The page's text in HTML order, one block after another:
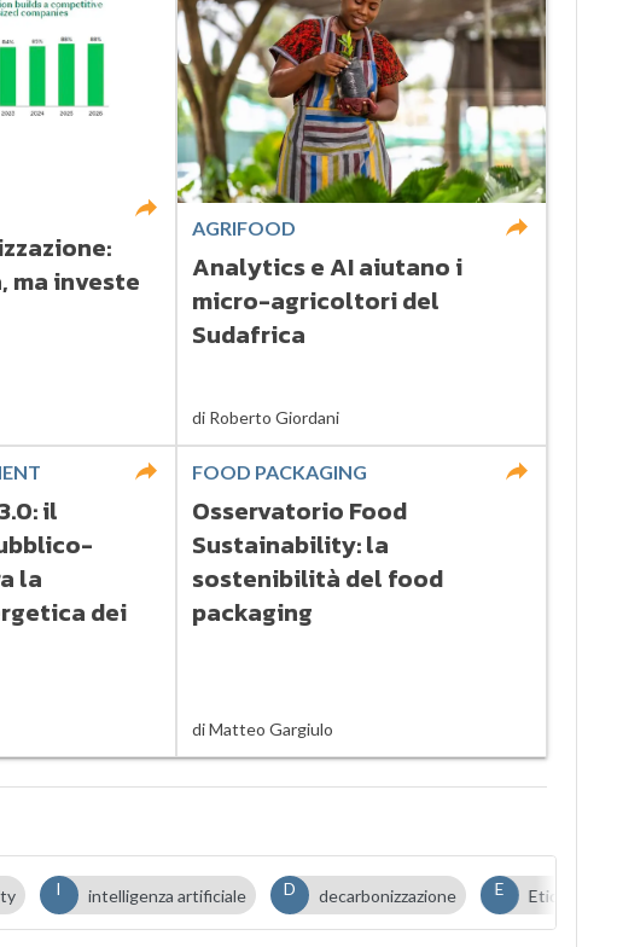
ma investe
AGRIFOOD
Analytics e AI aiutano i
micro-agricoltori del
Sudafrica
di Roberto Giordani
il
la
dei
FOOD PACKAGING
Osservatorio Food
Sustainability: la
sostenibilità del food
packaging
diMatteo Gargiulo
I intelligenza artificiale D decarbonizzazione E Etica